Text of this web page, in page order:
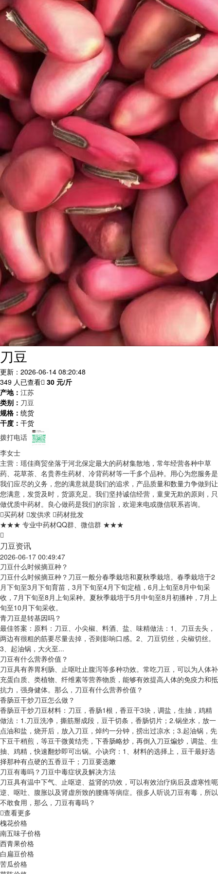
刀豆
更新：2026-06-14 08:20:48
349 人已查看 30 元/斤
产地： 江苏
类别： 刀豆
规格： 统货
干度： 干货
拨打电话
李女士
主营：瑶佳商贸坐落于河北保定最大的药材集散地，常年经营各种中草
药、花草茶、名贵养生药材、冷背药材等一千多个品种。用心为您服务是
我们应尽的义务，您的满意就是我们的追求，产品质量和数量力争做到让
您满意，发货及时，货源充足。我们坚持诚信经营，童叟无欺的原则，只
做优质中药材。良心做药是我们的宗旨，欢迎来电或微信联系咨询。
买药材 发供求 药材批发
★★★ 专业中药材QQ群、微信群 ★★★
刀豆资讯
2026-06-17 00:49:47
刀豆什么时候摘豆种？
刀豆什么时候摘豆种？刀豆一般分春季栽培和夏秋季栽培。春季栽培于2
月下旬至3月下旬育苗，3月下旬至4月下旬定植，6月上旬至8月中旬采
收，7月下旬至8月上旬采种。夏秋季栽培于5月中旬至8月初播种，7月上
旬至10月下旬采收。
青刀豆是转基因吗？
最佳答案：原料：刀豆、小尖椒、料酒、盐、味精做法：1、刀豆去头，
两边有很粗的筋要尽量去掉，否则影响口感。2、刀豆切丝，尖椒切丝。
3、起油锅，大火至...
刀豆有什么营养价值？
刀豆具有养胃利肠、止呕吐止腹泻等多种功效。常吃刀豆，可以为人体补
充蛋白质、类植物、纤维素等营养物质，能够有效提高人体的免疫力和抵
抗力，强身健体。那么，刀豆有什么营养价值？
香肠豆干炒刀豆怎么做？
香肠豆干炒刀豆材料：刀豆，香肠1根，香豆干3块，调盐，生抽，鸡精
做法：1.刀豆洗净，撕筋掰成段，豆干切条，香肠切片；2.锅坐水，放一
点油和盐，烧开后，放入刀豆，焯约一分钟，捞出过凉水；3.起油锅，先
下豆干稍煎，等豆干微黄结壳，下香肠略炒，再倒入刀豆煸炒，调盐、生
抽、鸡精，快速翻炒即可出锅。小诀窍：1、材料的选择上，豆干最好选
择那种有点硬的五香豆干；刀豆要选嫩
刀豆有毒吗？刀豆中毒症状及解决方法
刀豆具有温中下气、止呕逆、益肾的功效，可以有效治疗病后及虚寒性呃
逆、呕吐、腹胀以及肾虚所致的腰痛等病症。很多人听说刀豆有毒，所以
不敢食用，那么，刀豆有毒吗？
查看更多
槐花价格
南五味子价格
西青果价格
白扁豆价格
苦瓜价格